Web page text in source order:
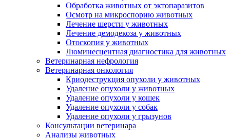
Обработка животных от эктопаразитов
Осмотр на микроспорию животных
Лечение шерсти у животных
Лечение демодекоза у животных
Отоскопия у животных
Люминесцентная диагностика для животных
Ветеринарная нефрология
Ветеринарная онкология
Криодеструкция опухоли у животных
Удаление опухоли у животных
Удаление опухоли у кошек
Удаление опухоли у собак
Удаление опухоли у грызунов
Консультации ветеринара
Анализы животных